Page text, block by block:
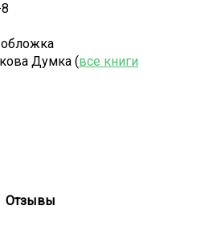
Думка (все книги
Отзывы